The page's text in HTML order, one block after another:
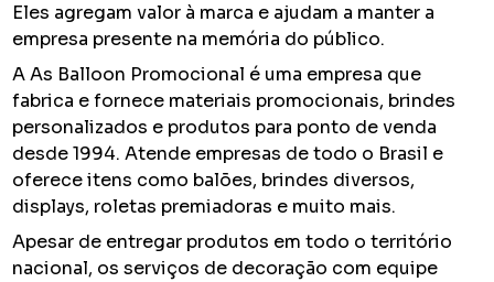
Eles agregam valor à marca e ajudam a manter a
empresa presente na memória do público.
A As Balloon Promocional é uma empresa que
fabrica e fornece materiais promocionais, brindes
personalizados e produtos para ponto de venda
desde 1994. Atende empresas de todo o Brasil e
oferece itens como balões, brindes diversos,
displays, roletas premiadoras e muito mais.
Apesar de entregar produtos em todo o território
nacional, os serviços de decoração com equipe